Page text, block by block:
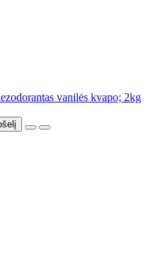
vanilės kvapo; 2kg